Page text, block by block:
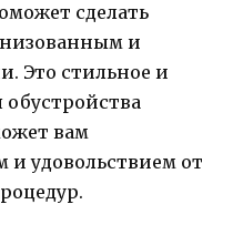
сделать
и
Это стильное и
вам
и удовольствием от